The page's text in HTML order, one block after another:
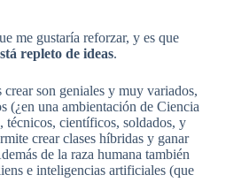
me gustaría reforzar, y es que
repleto de ideas.
crear son geniales y muy variados,
(¿en una ambientación de Ciencia
técnicos, científicos, soldados, y
crear clases híbridas y ganar
de la raza humana también
e inteligencias artificiales (que